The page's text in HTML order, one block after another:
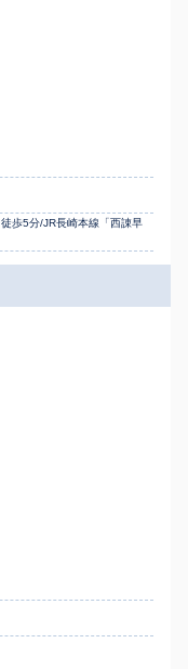
歩5分/JR長崎本線「西諌早